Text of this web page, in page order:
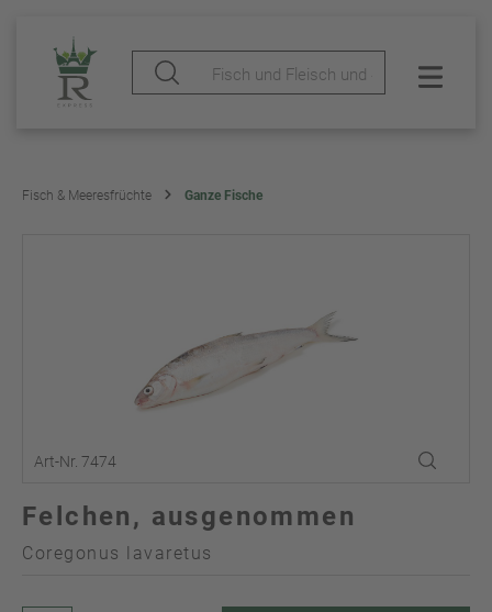
Fisch & Meeresfrüchte Ganze Fische
Art-Nr. 7474
Felchen, ausgenommen
Coregonus lavaretus